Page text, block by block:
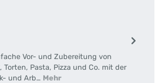
Vor- und Zubereitung von
Torten, Pasta, Pizza und Co. mit der
und Arb… Mehr